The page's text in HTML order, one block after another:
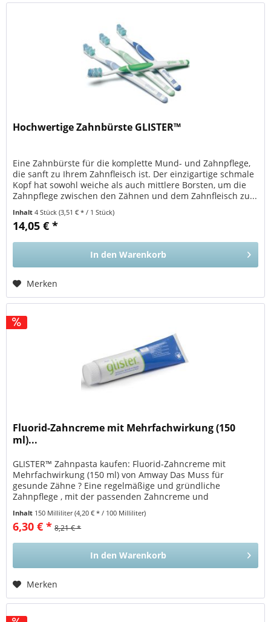
Hochwertige Zahnbürste GLISTER™
Eine Zahnbürste für die komplette Mund- und Zahnpflege,
die sanft zu Ihrem Zahnfleisch ist. Der einzigartige schmale
Kopf hat sowohl weiche als auch mittlere Borsten, um die
Zahnpflege zwischen den Zähnen und dem Zahnfleisch zu...
Inhalt4 Stück(3,51 € * / 1 Stück)
14,05 € *
In den Warenkorb
Merken
Fluorid-Zahncreme mit Mehrfachwirkung (150
ml)...
GLISTER™ Zahnpasta kaufen: Fluorid-Zahncreme mit
Mehrfachwirkung (150 ml) von Amway Das Muss für
gesunde Zähne ? Eine regelmäßige und gründliche
Zahnpflege , mit der passenden Zahncreme und
Inhalt 150 Milliliter(4,20 € * / 100 Milliliter)
6,30 € * 8,21 € *
In den Warenkorb
Merken